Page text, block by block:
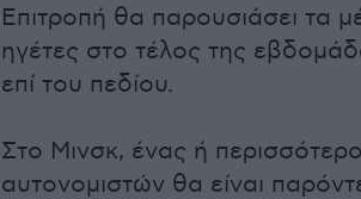
Επιτροπή θα παρουσιάσει τα
ηγέτες στο τέλος της
επί του πεδίου.
Στο Μινσκ, ένας ή
αυτονομιστών θα είναι